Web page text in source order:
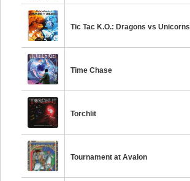
Tic Tac K.O.: Dragons vs Unicorns
Time Chase
Torchlit
Tournament at Avalon